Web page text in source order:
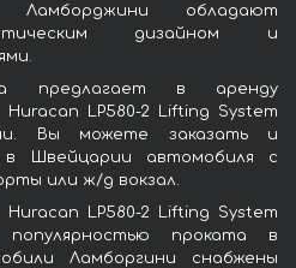
Ламборджини обладают
дизайном и
предлагает в аренду
LP580-2 Lifting System
Вы можете заказать и
в Швейцарии автомобиля с
или ж/д вокзал.
LP580-2 Lifting System
проката в
Ламборгини снабжены